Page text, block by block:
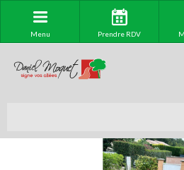
Menu Prendre RDV